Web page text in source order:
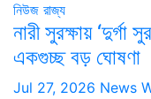
নিউজ রাজ্য
নারী সুরক্ষায় ‘দুর্গা
একগুচ্ছ বড় ঘোষণা
Jul 27, 2026 News